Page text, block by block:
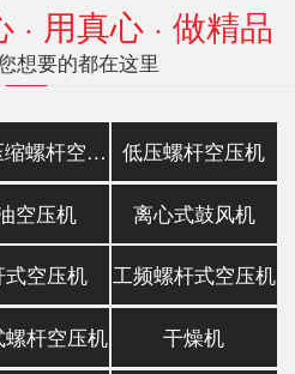
· 用真心 · 做精品
想要的都在这里
两级压缩螺杆空压机 低压螺杆空压机
空压机 离心式鼓风机
式空压机 工频螺杆式空压机
杆空压机 干燥机